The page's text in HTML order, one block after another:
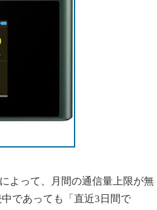
よって、月間の通信量上限が無
であっても「直近3日間で